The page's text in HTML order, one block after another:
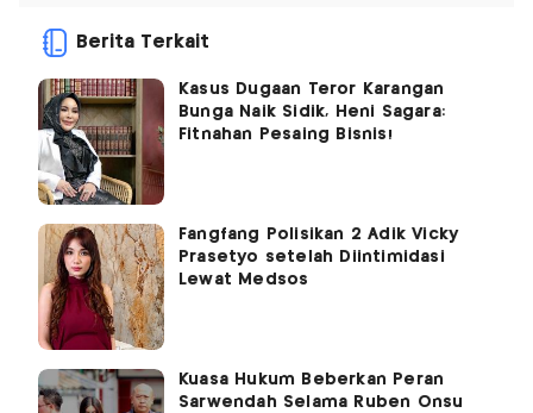
Berita Terkait
Kasus Dugaan Teror Karangan
Bunga Naik Sidik, Heni Sagara:
Fitnahan Pesaing Bisnis!
Fangfang Polisikan 2 Adik Vicky
Prasetyo setelah Diintimidasi
Lewat Medsos
Kuasa Hukum Beberkan Peran
Sarwendah Selama Ruben Onsu